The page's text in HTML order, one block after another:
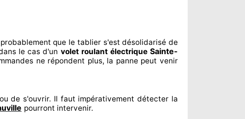
que le tablier s'est désolidarisé de
le cas d'un volet roulant électriqueSainte-
ne répondent plus, la panne peut venir
de s'ouvrir. Il faut impérativement détecter la
pourront intervenir.